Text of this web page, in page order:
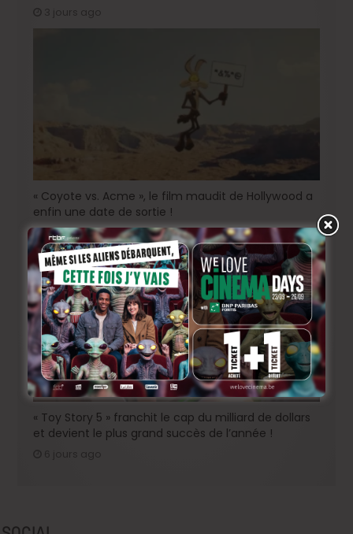
3 jours ago
« Coyote vs. Acme », le film maudit de Hollywood a
enfin une date de sortie !
5 jours ago
« Toy Story 5 » franchit le cap du milliard de dollars
et devient le plus grand succès de l’année !